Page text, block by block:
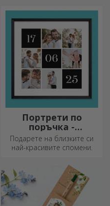
Портрети по
поръчка -
квадратен формат
Подарете на близките си
най-красивите спомени.